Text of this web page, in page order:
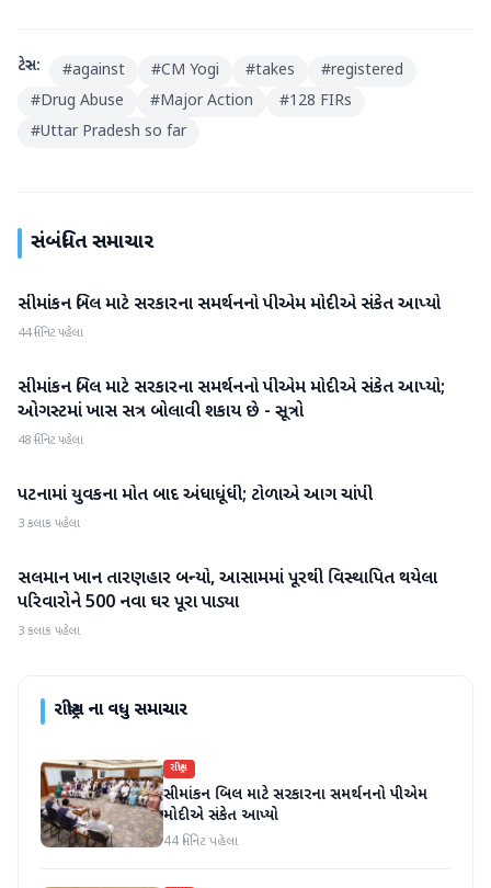
ટેગ્સ: #against #CM Yogi #takes #registered
#Drug Abuse #Major Action #128 FIRs
#Uttar Pradesh so far
સંબંધિત સમાચાર
રાષ્ટ્રીય
સીમાંકન બિલ માટે સરકારના સમર્થનનો પીએમ મોદીએ સંકેત આપ્યો
44 મિનિટ પહેલા
રાષ્ટ્રીય
સીમાંકન બિલ માટે સરકારના સમર્થનનો પીએમ મોદીએ સંકેત આપ્યો;
ઓગસ્ટમાં ખાસ સત્ર બોલાવી શકાય છે - સૂત્રો
48 મિનિટ પહેલા
રાષ્ટ્રીય
પટનામાં યુવકના મોત બાદ અંધાધૂંધી; ટોળાએ આગ ચાંપી
3 કલાક પહેલા
રાષ્ટ્રીય
સલમાન ખાન તારણહાર બન્યો, આસામમાં પૂરથી વિસ્થાપિત થયેલા
પરિવારોને 500 નવા ઘર પૂરા પાડ્યા
3 કલાક પહેલા
રાષ્ટ્રીયના વધુ સમાચાર
રાષ્ટ્રીય
સીમાંકન બિલ માટે સરકારના સમર્થનનો પીએમ
મોદીએ સંકેત આપ્યો
44 મિનિટ પહેલા